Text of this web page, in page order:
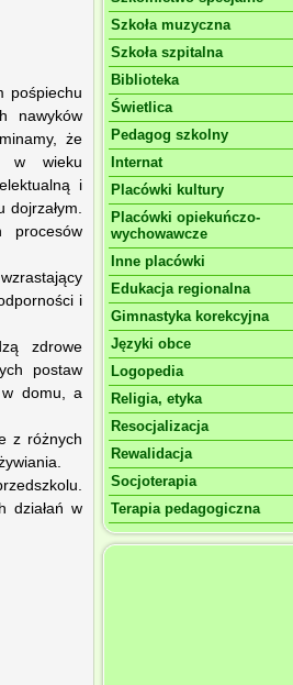
pośpiechu
nawyków
że
w wieku
i
dojrzałym.
procesów
i
zdrowe
postaw
w domu, a
z różnych
działań w
Szkoła muzyczna
Szkoła szpitalna
Biblioteka
Świetlica
Pedagog szkolny
Internat
Placówki kultury
Placówki opiekuńczo-
wychowawcze
Inne placówki
Edukacja regionalna
Gimnastyka korekcyjna
Języki obce
Logopedia
Religia, etyka
Resocjalizacja
Rewalidacja
Socjoterapia
Terapia pedagogiczna